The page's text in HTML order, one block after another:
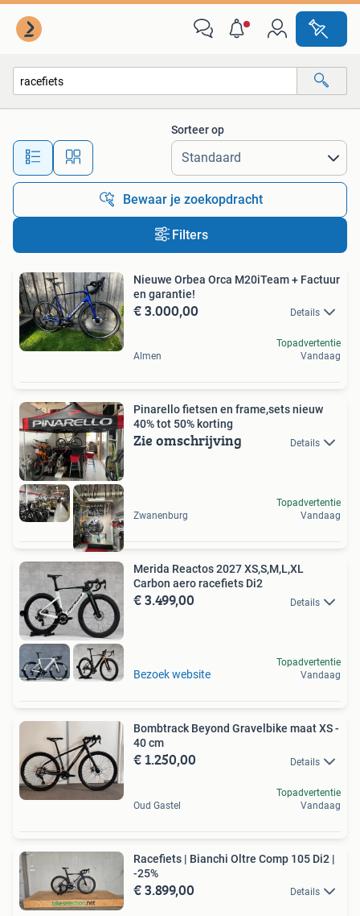
Alle afstanden…
Sorteer op
Bewaar je zoekopdracht
Filters
Nieuwe Orbea Orca M20iTeam + Factuur
en garantie!
€ 3.000,00 Details
Almen
Topadvertentie
Vandaag
Pinarello fietsen en frame,sets nieuw
40% tot 50% korting
Zie omschrijving Details
Zwanenburg
Topadvertentie
Vandaag
Merida Reactos 2027 XS,S,M,L,XL
Carbon aero racefiets Di2
€ 3.499,00 Details
Bezoek website
Topadvertentie
Vandaag
Bombtrack Beyond Gravelbike maat XS -
40 cm
€ 1.250,00 Details
Oud Gastel
Topadvertentie
Vandaag
Racefiets | Bianchi Oltre Comp 105 Di2 |
-25%
€ 3.899,00 Details